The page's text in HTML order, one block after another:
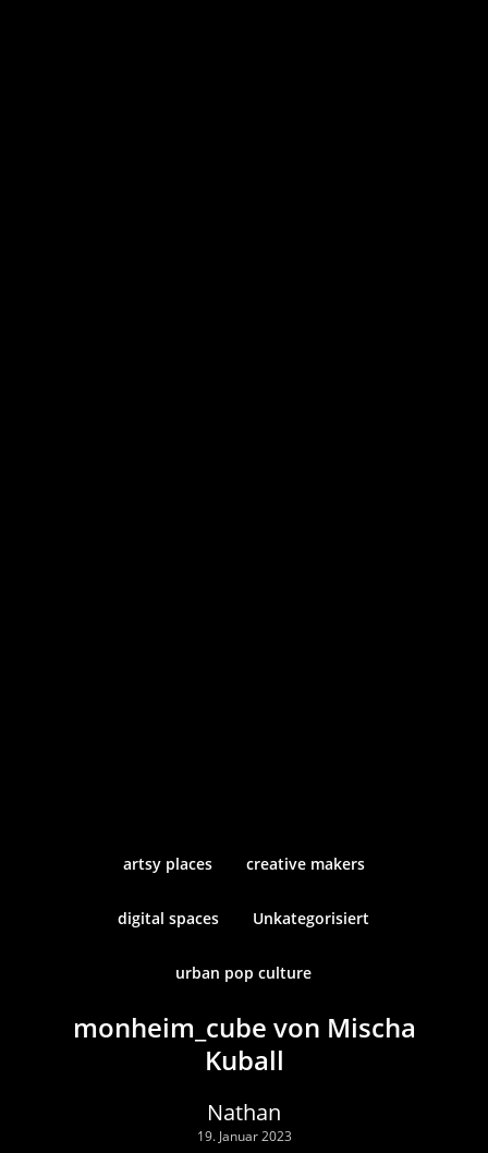
artsy places creative makers
digital spaces Unkategorisiert
urban pop culture
monheim_cube von Mischa
Kuball
Nathan
19. Januar 2023